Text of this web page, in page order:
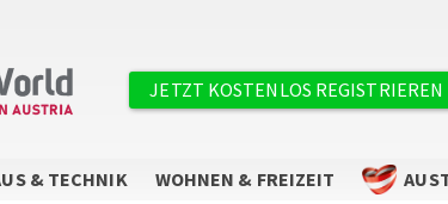
Benutzermenü
JETZT KOSTENLOS REGISTRIEREN
& TECHNIK WOHNEN & FREIZEIT